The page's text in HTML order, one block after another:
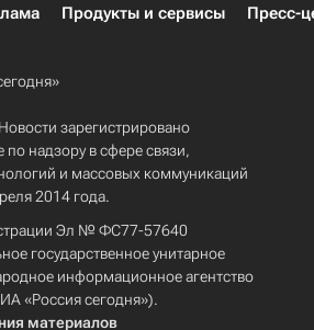
Продукты и сервисы Пресс-
зарегистрировано
надзору в сфере связи,
и массовых коммуникаций
2014 года.
Эл № ФС77-57640
государственное унитарное
информационное агентство
«Россия сегодня»).
материалов